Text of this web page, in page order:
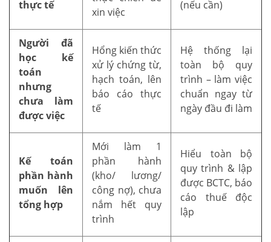
thực tế
xin việc
(nếu cần)
Người đã
học kế
toán
nhưng
chưa làm
được việc
Hổng kiến thức
xử lý chứng từ,
hạch toán, lên
báo cáo thực
tế
Hệ thống lại
toàn bộ quy
trình – làm việc
chuẩn ngay từ
ngày đầu đi làm
Kế toán
phần hành
muốn lên
tổng hợp
Mới làm 1
phần hành
(kho/ lương/
công nợ), chưa
nắm hết quy
trình
Hiểu toàn bộ
quy trình & lập
được BCTC, báo
cáo thuế độc
lập